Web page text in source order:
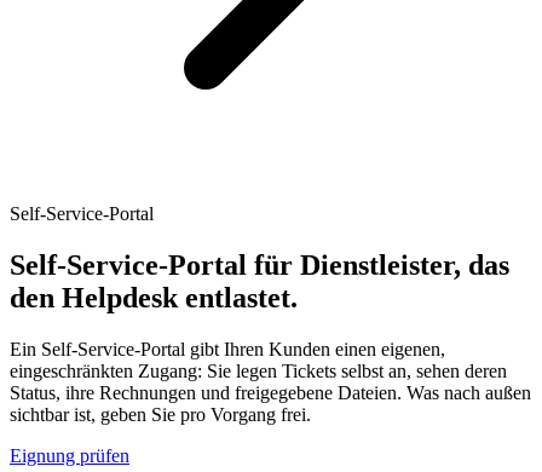
Self-Service-Portal
Self-Service-Portal für Dienstleister, das
den Helpdesk entlastet.
Ein Self-Service-Portal gibt Ihren Kunden einen eigenen,
eingeschränkten Zugang: Sie legen Tickets selbst an, sehen deren
Status, ihre Rechnungen und freigegebene Dateien. Was nach außen
sichtbar ist, geben Sie pro Vorgang frei.
Eignung prüfen